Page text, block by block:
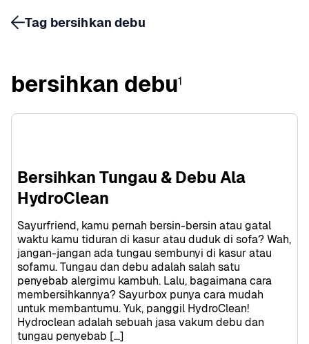
bersihkan debu1
Bersihkan Tungau & Debu Ala
HydroClean
Sayurfriend, kamu pernah bersin-bersin atau gatal
waktu kamu tiduran di kasur atau duduk di sofa? Wah,
jangan-jangan ada tungau sembunyi di kasur atau
sofamu. Tungau dan debu adalah salah satu
penyebab alergimu kambuh. Lalu, bagaimana cara
membersihkannya? Sayurbox punya cara mudah
untuk membantumu. Yuk, panggil HydroClean!
Hydroclean adalah sebuah jasa vakum debu dan
tungau penyebab […]
Tag bersihkan debu